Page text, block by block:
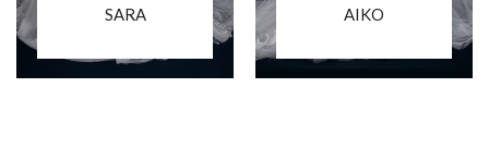
SARA AIKO